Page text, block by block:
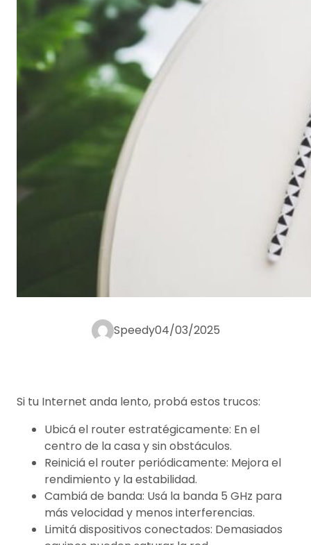
Speedy04/03/2025
Si tu Internet anda lento, probá estos trucos:
Ubicá el router estratégicamente: En el
centro de la casa y sin obstáculos.
Reiniciá el router periódicamente: Mejora el
rendimiento y la estabilidad.
Cambiá de banda: Usá la banda 5 GHz para
más velocidad y menos interferencias.
Limitá dispositivos conectados: Demasiados